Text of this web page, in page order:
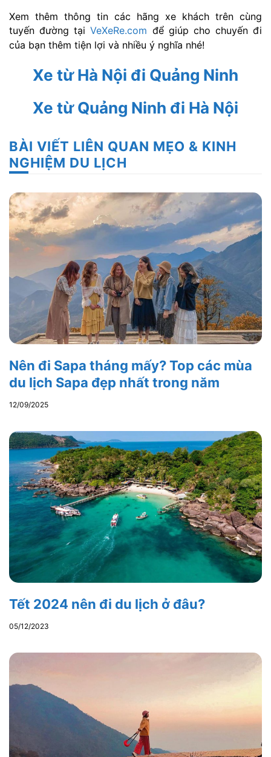
Xem thêm thông tin các hãng xe khách trên cùng
tuyến đường tạiVeXeRe.com để giúp cho chuyến đi
của bạn thêm tiện lợi và nhiều ý nghĩa nhé!
Xe từ Hà Nội đi Quảng Ninh
Xe từ Quảng Ninh đi Hà Nội
BÀI VIẾT LIÊN QUAN MẸO & KINH
NGHIỆM DU LỊCH
Nên đi Sapa tháng mấy? Top các mùa
du lịch Sapa đẹp nhất trong năm
12/09/2025
Tết 2024 nên đi du lịch ở đâu?
05/12/2023